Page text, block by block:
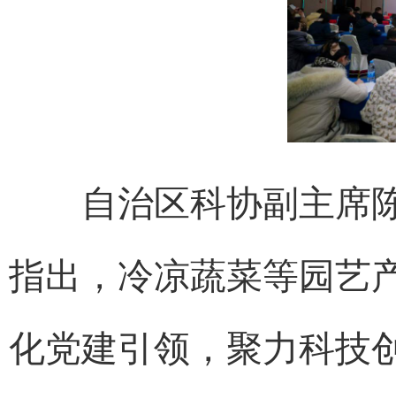
自治区科协副主席陈
指出，冷凉蔬菜等园艺
化党建引领，聚力科技